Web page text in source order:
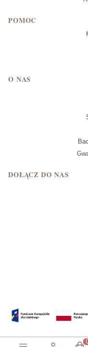
POMOC
O NAS
DOŁĄCZ DO NAS